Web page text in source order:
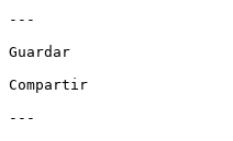
---
Guardar
Compartir
---